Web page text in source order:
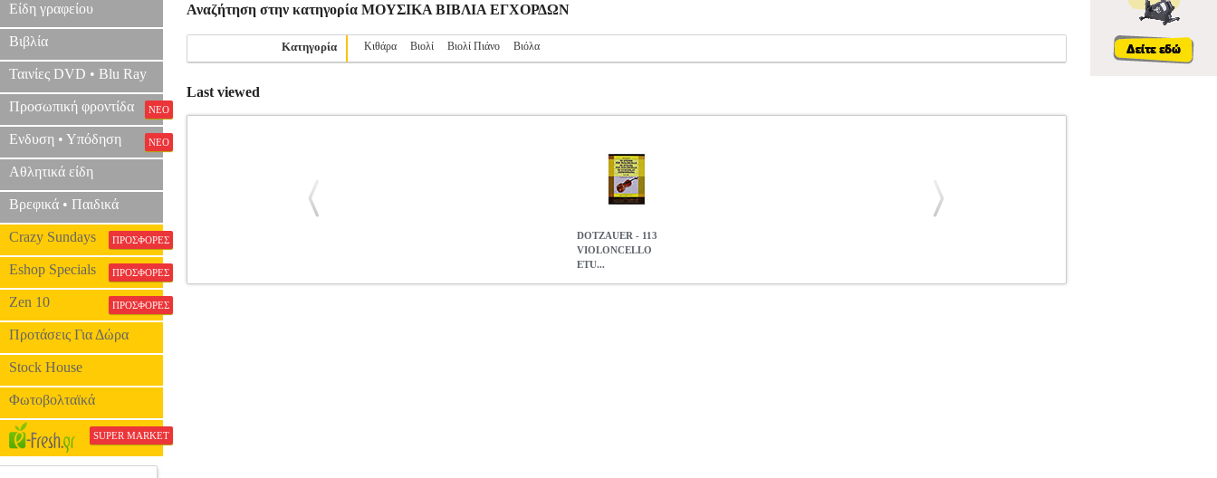
Είδη γραφείου
Βιβλία
Ταινίες DVD • Blu Ray
Προσωπική φροντίδα ΝΕΟ
Ενδυση • Υπόδηση ΝΕΟ
Αθλητικά είδη
Βρεφικά • Παιδικά
Crazy Sundays ΠΡΟΣΦΟΡΕΣ
Eshop Specials ΠΡΟΣΦΟΡΕΣ
Zen 10 ΠΡΟΣΦΟΡΕΣ
Προτάσεις Για Δώρα
Stock House
Φωτοβολταϊκά
SUPER MARKET
Αναζήτηση στην κατηγορία ΜΟΥΣΙΚΑ ΒΙΒΛΙΑ ΕΓΧΟΡΔΩΝ
Κατηγορία Κιθάρα Βιολί Βιολί Πιάνο Βιόλα
Last viewed
DOTZAUER - 113
VIOLONCELLO
ETU...